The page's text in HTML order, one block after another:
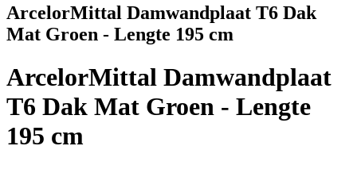
ArcelorMittal Damwandplaat T6 Dak
Mat Groen - Lengte 195 cm
ArcelorMittal Damwandplaat
T6 Dak Mat Groen - Lengte
195 cm